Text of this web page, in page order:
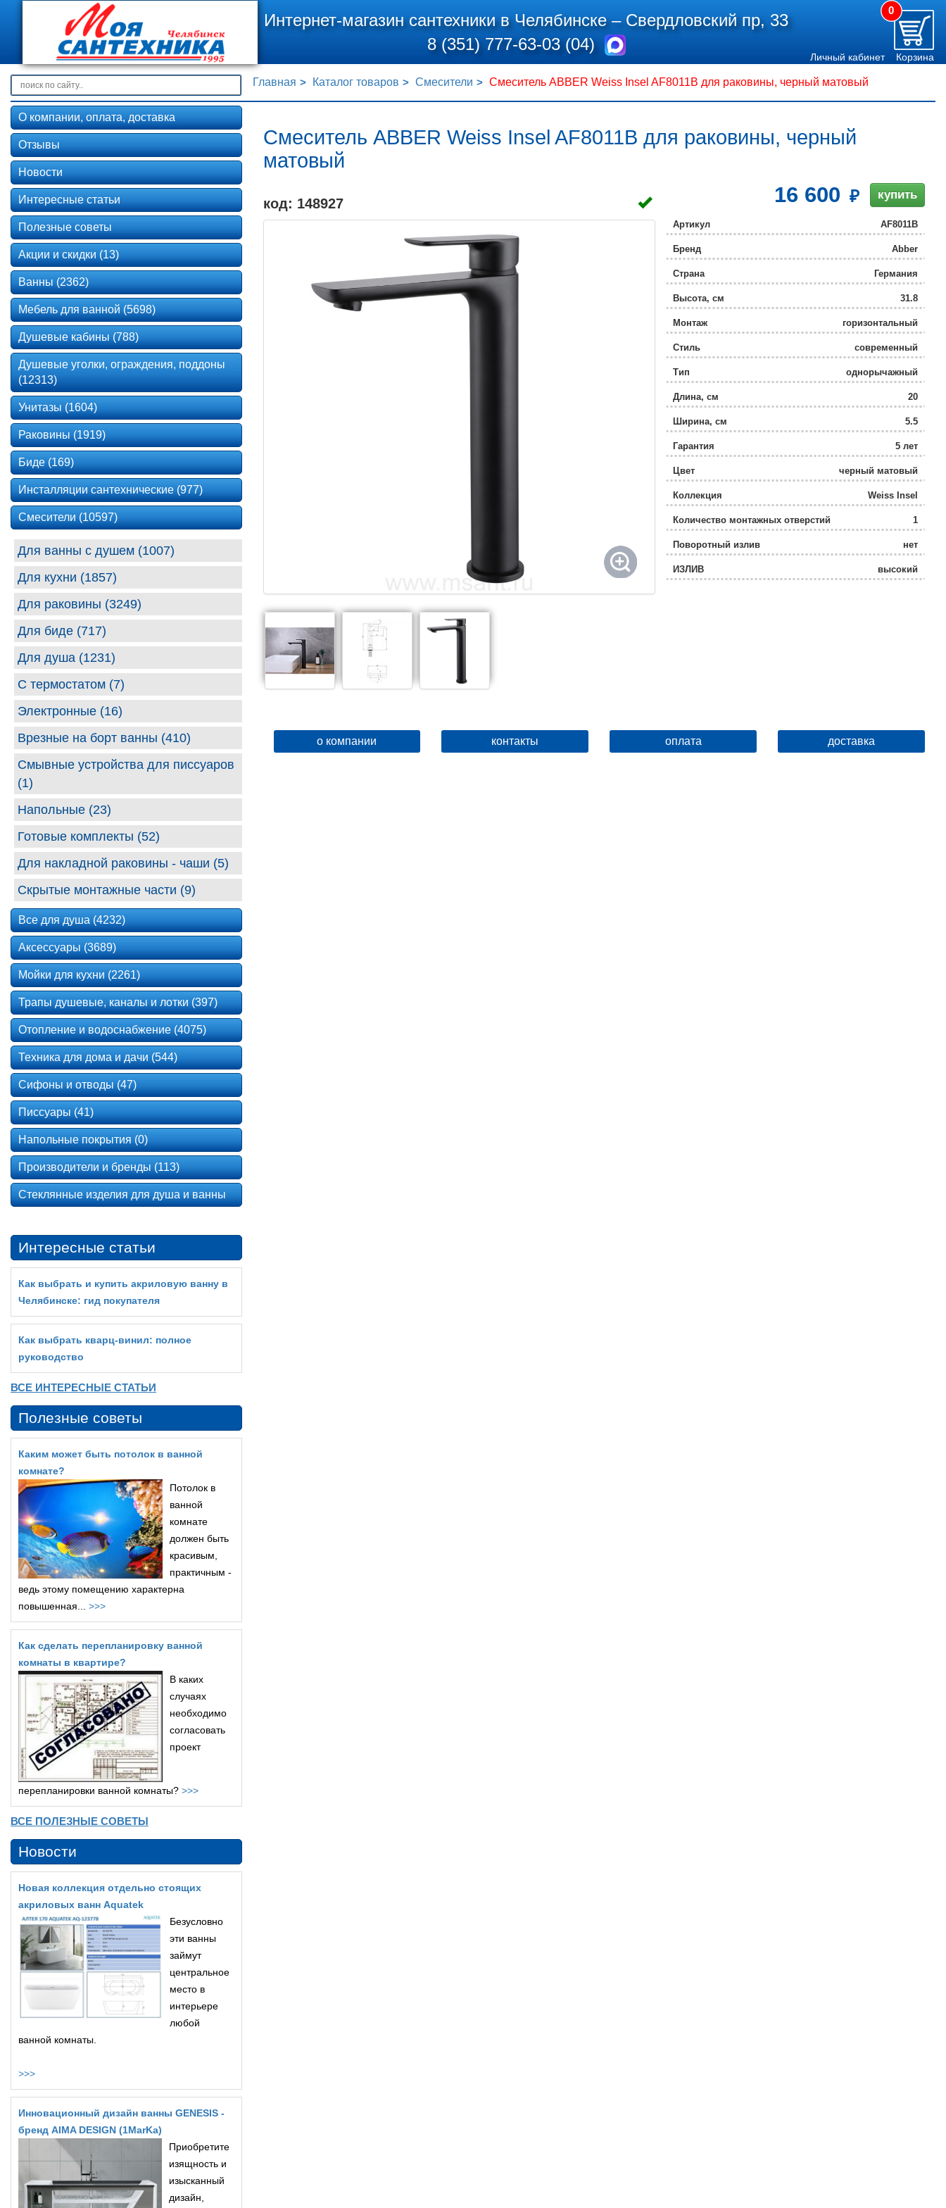
Интернет-магазин сантехники в Челябинске –Свердловский пр, 33
8 (351) 777-63-03 (04)
0
Личный кабинет Корзина
Главная Каталог товаров Смесители Смеситель ABBER Weiss Insel AF8011B для раковины, черный матовый
Смеситель ABBER Weiss Insel AF8011B для раковины, черный
матовый
код: 148927 16 600 купить
Артикул AF8011B
Бренд Abber
Страна Германия
Высота, см 31.8
Монтаж
горизонтальный
(стандартный)
Стиль
современный
Тип однорычажный
Длина, см 20
Ширина, см 5.5
Гарантия 5 лет
Цвет черный матовый
Коллекция Weiss Insel
Количество монтажных отверстий 1
Поворотный излив нет
ИЗЛИВ высокий
о компании контакты оплата доставка
О компании, оплата, доставка
Отзывы
Новости
Интересные статьи
Полезные советы
Акции и скидки (13)
Ванны (2362)
Мебель для ванной (5698)
Душевые кабины (788)
Душевые уголки, ограждения, поддоны
(12313)
Унитазы (1604)
Раковины (1919)
Биде (169)
Инсталляции сантехнические (977)
Смесители (10597)
Для ванны с душем (1007)
Для кухни (1857)
Для раковины (3249)
Для биде (717)
Для душа (1231)
С термостатом (7)
Электронные (16)
Врезные на борт ванны (410)
Смывные устройства для писсуаров
(1)
Напольные (23)
Готовые комплекты (52)
Для накладной раковины - чаши (5)
Скрытые монтажные части (9)
Все для душа (4232)
Аксессуары (3689)
Мойки для кухни (2261)
Трапы душевые, каналы и лотки (397)
Отопление и водоснабжение (4075)
Техника для дома и дачи (544)
Сифоны и отводы (47)
Писсуары (41)
Напольные покрытия (0)
Производители и бренды (113)
Стеклянные изделия для душа и ванны
Интересные статьи
Как выбрать и купить акриловую ванну в
Челябинске: гид покупателя
Как выбрать кварц‑винил: полное
руководство
ВСЕ ИНТЕРЕСНЫЕ СТАТЬИ
Полезные советы
Каким может быть потолок в ванной
комнате?
Потолок в
ванной
комнате
должен быть
красивым,
практичным -
ведь этому помещению характерна
повышенная... >>>
Как сделать перепланировку ванной
комнаты в квартире?
В каких
случаях
необходимо
согласовать
проект
перепланировки ванной комнаты? >>>
ВСЕ ПОЛЕЗНЫЕ СОВЕТЫ
Новости
Новая коллекция отдельно стоящих
акриловых ванн Aquatek
Безусловно
эти ванны
займут
центральное
место в
интерьере
любой
ванной комнаты.
>>>
Инновационный дизайн ванны GENESIS -
бренд AIMA DESIGN (1MarKa)
Приобретите
изящность и
изысканный
дизайн,